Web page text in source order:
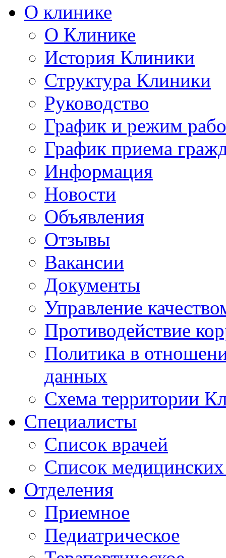
О клинике
О Клинике
История Клиники
Структура Клиники
Руководство
График и режим
График приема
Информация
Новости
Объявления
Отзывы
Вакансии
Документы
Управление
Противодействие
Политика в
данных
Схема территории
Специалисты
Список врачей
Список медицинских
Отделения
Приемное
Педиатрическое